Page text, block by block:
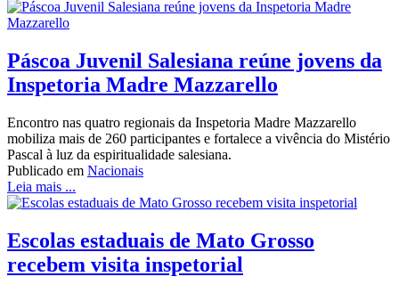
Páscoa Juvenil Salesiana reúne jovens da
Inspetoria Madre Mazzarello
Encontro nas quatro regionais da Inspetoria Madre Mazzarello
mobiliza mais de 260 participantes e fortalece a vivência do Mistério
Pascal à luz da espiritualidade salesiana.
Publicado em Nacionais
Leia mais ...
Escolas estaduais de Mato Grosso
recebem visita inspetorial